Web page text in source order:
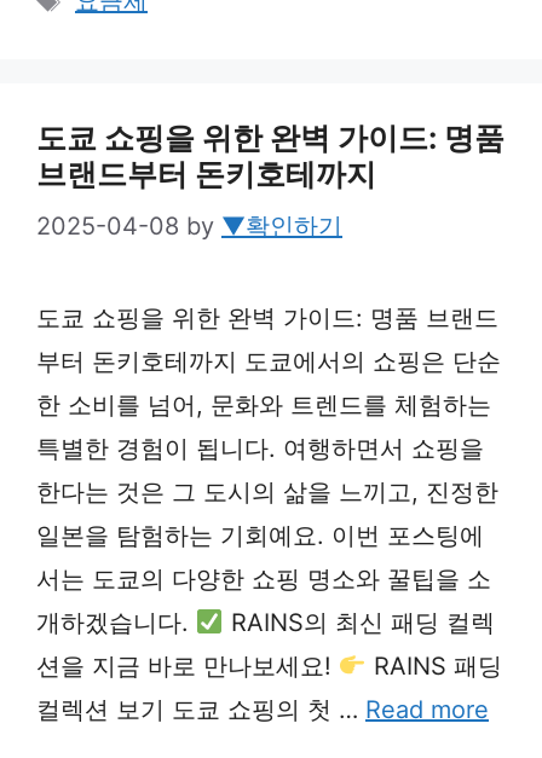
도쿄 쇼핑을 위한 완벽 가이드: 명품
브랜드부터 돈키호테까지
2025-04-08 by ▼확인하기
도쿄 쇼핑을 위한 완벽 가이드: 명품 브랜드
부터 돈키호테까지 도쿄에서의 쇼핑은 단순
한 소비를 넘어, 문화와 트렌드를 체험하는
특별한 경험이 됩니다. 여행하면서 쇼핑을
한다는 것은 그 도시의 삶을 느끼고, 진정한
일본을 탐험하는 기회예요. 이번 포스팅에
서는 도쿄의 다양한 쇼핑 명소와 꿀팁을 소
개하겠습니다.
RAINS의 최신 패딩 컬렉
션을 지금 바로 만나보세요!
RAINS 패딩
컬렉션 보기 도쿄 쇼핑의 첫 … Read more